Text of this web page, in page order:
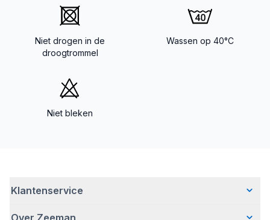
Niet drogen in de
droogtrommel
Wassen op 40°C
Niet bleken
Klantenservice
Over Zeeman